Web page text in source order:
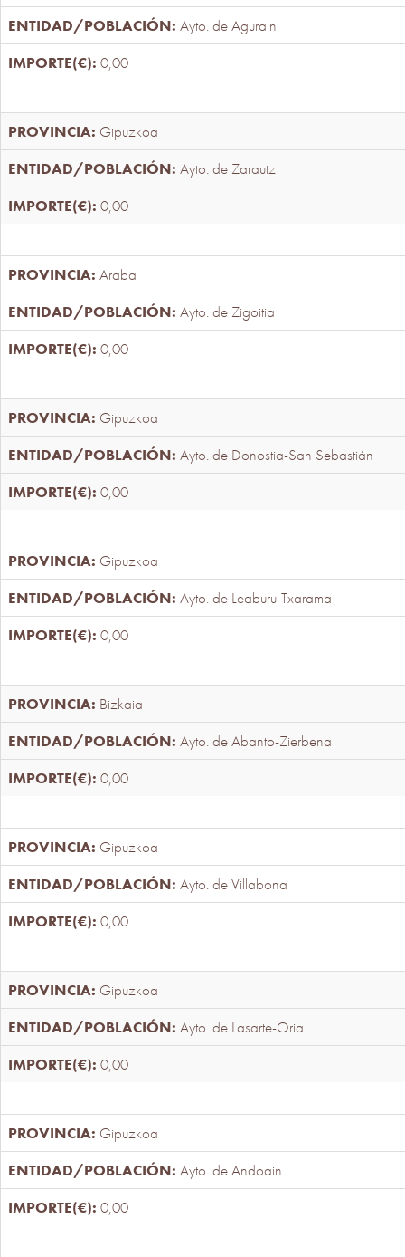
Ayto. de Agurain
0,00
Gipuzkoa
Ayto. de Zarautz
0,00
Araba
Ayto. de Zigoitia
0,00
Gipuzkoa
Ayto. de Donostia-San Sebastián
0,00
Gipuzkoa
Ayto. de Leaburu-Txarama
0,00
Bizkaia
Ayto. de Abanto-Zierbena
0,00
Gipuzkoa
Ayto. de Villabona
0,00
Gipuzkoa
Ayto. de Lasarte-Oria
0,00
Gipuzkoa
Ayto. de Andoain
0,00